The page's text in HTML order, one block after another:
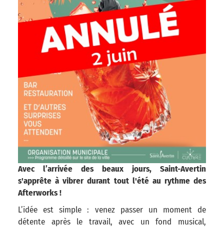
Avec l’arrivée des beaux jours, Saint-Avertin
s'apprête à vibrer durant tout l'été au rythme des
Afterworks !
L’idée est simple : venez passer un moment de
détente après le travail, avec un fond musical,